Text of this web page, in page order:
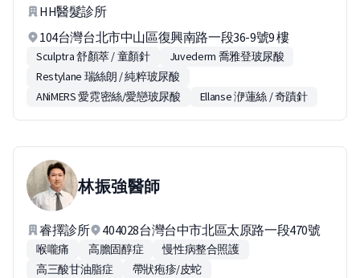
HH醫髮診所
104台灣台北市中山區復興南路一段36-9號9 樓
Sculptra 舒顏萃 / 童顏針
Juvederm 喬雅登玻尿酸
Restylane 瑞絲朗 / 純粹玻尿酸
ANiMERS 愛霓密絲/愛戀玻尿酸
Ellanse 洢蓮絲 / 奇蹟針
林振強醫師
睿擇診所 404028台灣台中市北區太原路一段470號
喉嚨痛 高膽固醇症
慢性病整合照護
高三酸甘油脂症
帶狀疱疹/皮蛇